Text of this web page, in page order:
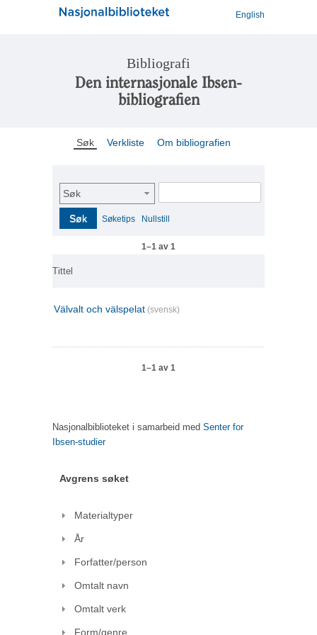
English
Bibliografi
Den internasjonale Ibsen-
bibliografien
Søk Verkliste Om bibliografien
Søk
Søk Søketips Nullstill
1–1 av 1
Tittel
Välvalt och välspelat (svensk)
1–1 av 1
Nasjonalbiblioteket i samarbeid med Senter for
Ibsen-studier
Avgrens søket
Materialtyper
År
Forfatter/person
Omtalt navn
Omtalt verk
Form/genre